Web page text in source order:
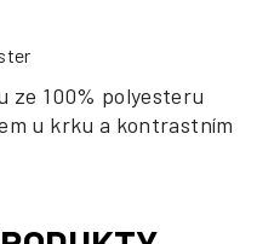
ze 100% polyesteru
u krku a kontrastním